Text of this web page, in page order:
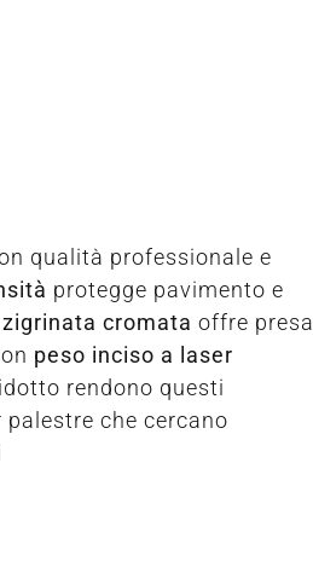
qualità professionale e
protegge pavimento e
cromata offre presa
peso inciso a laser
rendono questi
palestre che cercano